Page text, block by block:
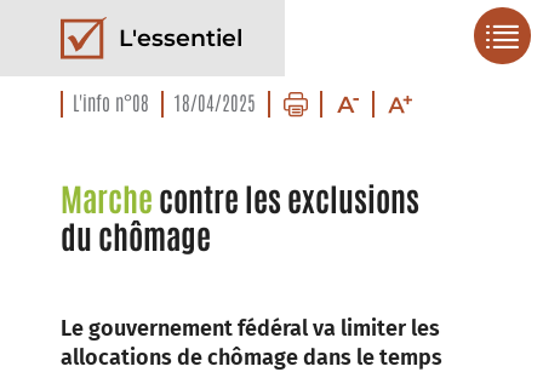
L'essentiel
L'info n°08 18/04/2025
Marche contre les exclusions
du chômage
Le gouvernement fédéral va limiter les
allocations de chômage dans le temps